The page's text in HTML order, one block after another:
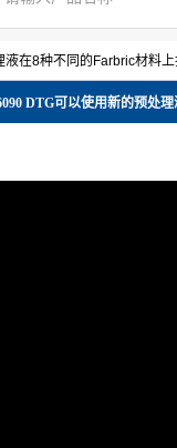
在8种不同的Farbric材料上
DTG可以使用新的预处